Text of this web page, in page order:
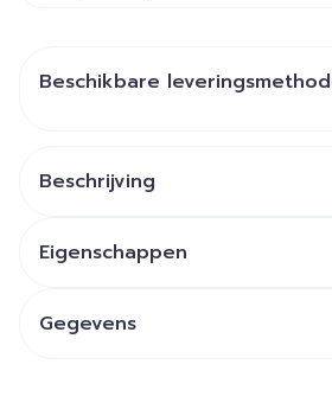
Beschikbare
Beschrijving
Eigenschappen
Gegevens